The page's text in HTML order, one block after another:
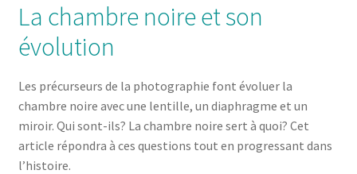
La chambre noire et son
évolution
Les précurseurs de la photographie font évoluer la
chambre noire avec une lentille, un diaphragme et un
miroir. Qui sont-ils? La chambre noire sert à quoi? Cet
article répondra à ces questions tout en progressant dans
l’histoire.